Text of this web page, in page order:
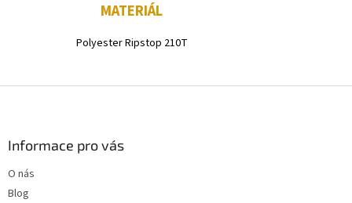
MATERIÁL
Polyester Ripstop 210T
Informace pro vás
O nás
Blog